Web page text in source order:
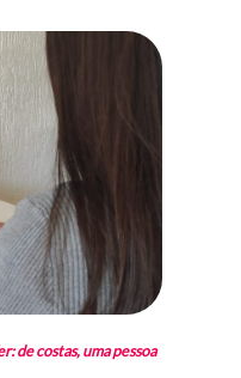
de costas, uma pessoa